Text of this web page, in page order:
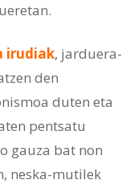
irudiak, jarduera-
den
duten eta
pentsatu
gauza bat non
neska-mutilek